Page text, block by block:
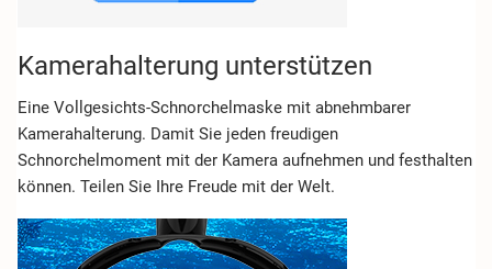
Kamerahalterung unterstützen
Eine Vollgesichts-Schnorchelmaske mit abnehmbarer
Kamerahalterung. Damit Sie jeden freudigen
Schnorchelmoment mit der Kamera aufnehmen und festhalten
können. Teilen Sie Ihre Freude mit der Welt.